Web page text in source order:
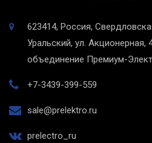
623414, Россия,
Уральский, ул. Акционерная,
объединение Премиум-
+7-3439-399-559
sale@prelektro.ru
prelectro_ru